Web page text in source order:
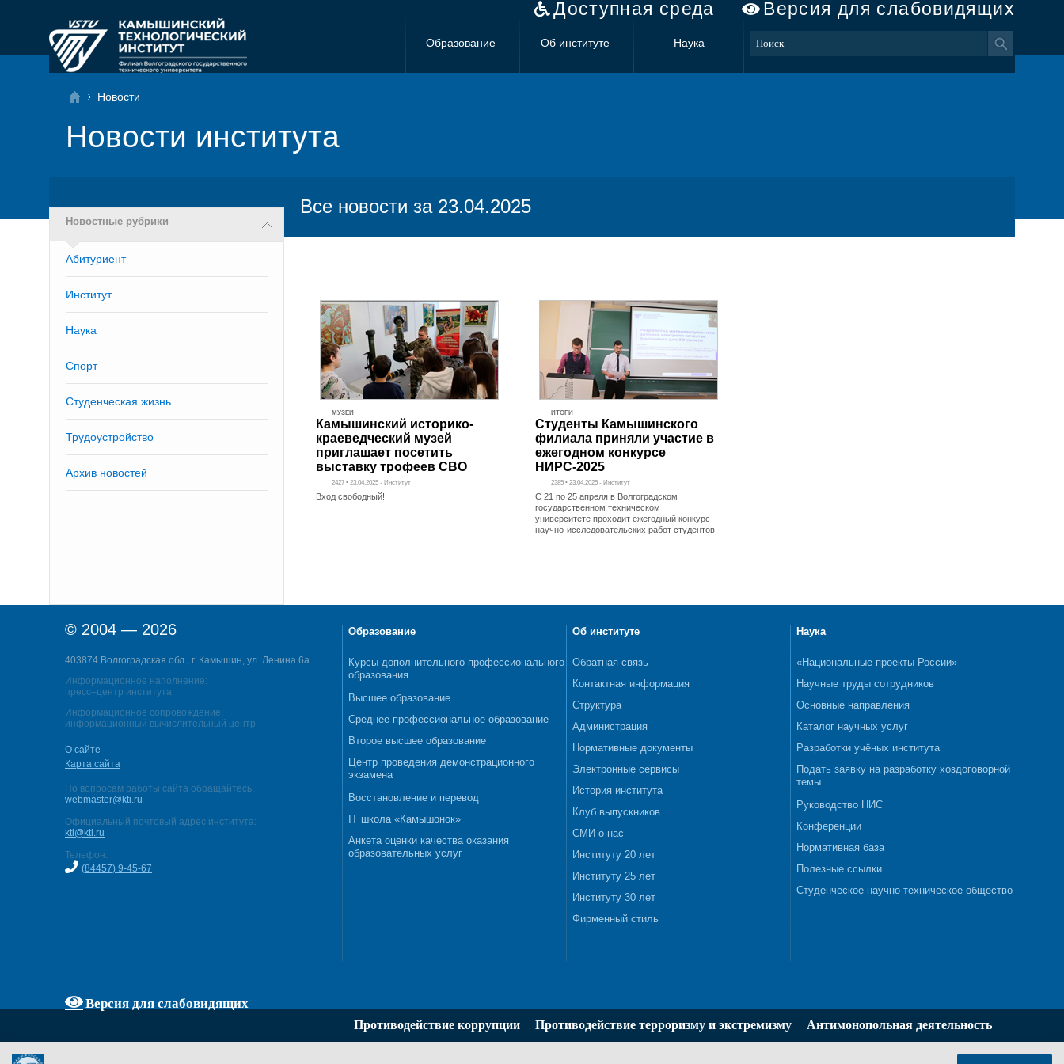
Доступная среда Версия для слабовидящих
Образование Об институте Наука
Новости
Новости института
Новостные рубрики
Абитуриент
Институт
Наука
Спорт
Студенческая жизнь
Трудоустройство
Архив новостей
Все новости за 23.04.2025
МУЗЕЙ
Камышинский историко-
краеведческий музей
приглашает посетить
выставку трофеев СВО
2427 • 23.04.2025 - Институт
Вход свободный!
ИТОГИ
Студенты Камышинского
филиала приняли участие в
ежегодном конкурсе
НИРС-2025
2385 • 23.04.2025 - Институт
С 21 по 25 апреля в Волгоградском
государственном техническом
университете проходит ежегодный конкурс
научно-исследовательских работ студентов
© 2004 — 2026
403874 Волгоградская обл., г. Камышин, ул. Ленина 6а
Информационное наполнение:
пресс–центр института
Информационное сопровождение:
информационный вычислительный центр
О сайте
Карта сайта
По вопросам работы сайта обращайтесь:
webmaster@kti.ru
Официальный почтовый адрес института:
kti@kti.ru
Телефон:
(84457) 9-45-67
Версия для слабовидящих
Образование
Курсы дополнительного профессионального
образования
Высшее образование
Среднее профессиональное образование
Второе высшее образование
Центр проведения демонстрационного
экзамена
Восстановление и перевод
IT школа «Камышонок»
Анкета оценки качества оказания
образовательных услуг
Об институте
Обратная связь
Контактная информация
Структура
Администрация
Нормативные документы
Электронные сервисы
История института
Клуб выпускников
СМИ о нас
Институту 20 лет
Институту 25 лет
Институту 30 лет
Фирменный стиль
Наука
«Национальные проекты России»
Научные труды сотрудников
Основные направления
Каталог научных услуг
Разработки учёных института
Подать заявку на разработку хоздоговорной
темы
Руководство НИС
Конференции
Нормативная база
Полезные ссылки
Студенческое научно-техническое общество
Противодействие коррупции Противодействие терроризму и экстремизму Антимонопольная деятельность